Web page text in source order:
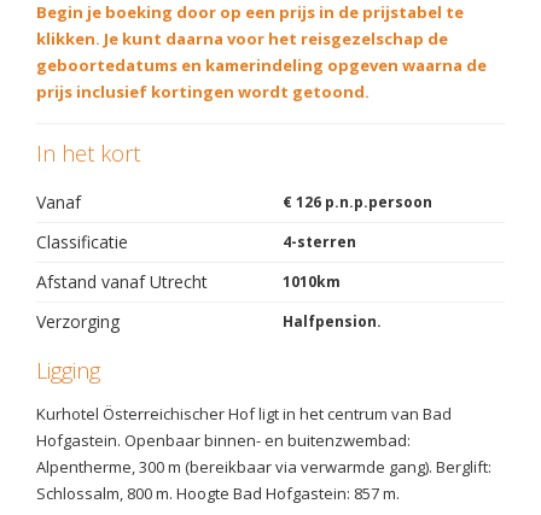
Begin je boeking door op een prijs in de prijstabel te
klikken. Je kunt daarna voor het reisgezelschap de
geboortedatums en kamerindeling opgeven waarna de
prijs inclusief kortingen wordt getoond.
In het kort
Vanaf € 126 p.n.p.persoon
Classificatie 4-sterren
Afstand vanaf Utrecht 1010km
Verzorging Halfpension.
Ligging
Kurhotel Österreichischer Hof ligt in het centrum van Bad
Hofgastein. Openbaar binnen- en buitenzwembad:
Alpentherme, 300 m (bereikbaar via verwarmde gang). Berglift:
Schlossalm, 800 m. Hoogte Bad Hofgastein: 857 m.